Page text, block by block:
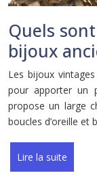
Quels
bijoux
Les bijoux
pour apporter un
propose un large
boucles d’oreille et
Lire la suite